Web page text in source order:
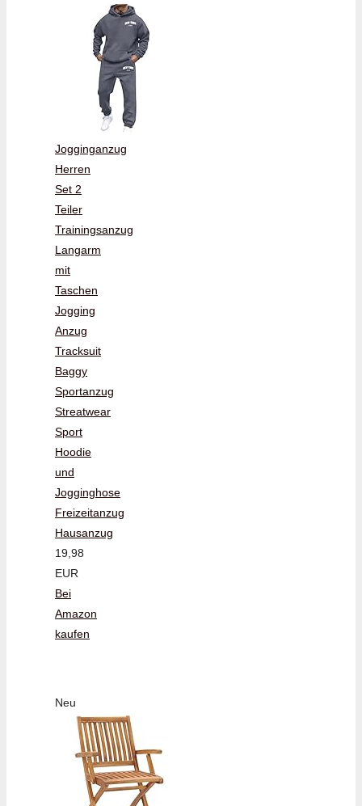
Jogginganzug
Herren
Set 2
Teiler
Trainingsanzug
Langarm
mit
Taschen
Jogging
Anzug
Tracksuit
Baggy
Sportanzug
Streatwear
Sport
Hoodie
und
Jogginghose
Freizeitanzug
Hausanzug
19,98
EUR
Bei
Amazon
kaufen
Neu